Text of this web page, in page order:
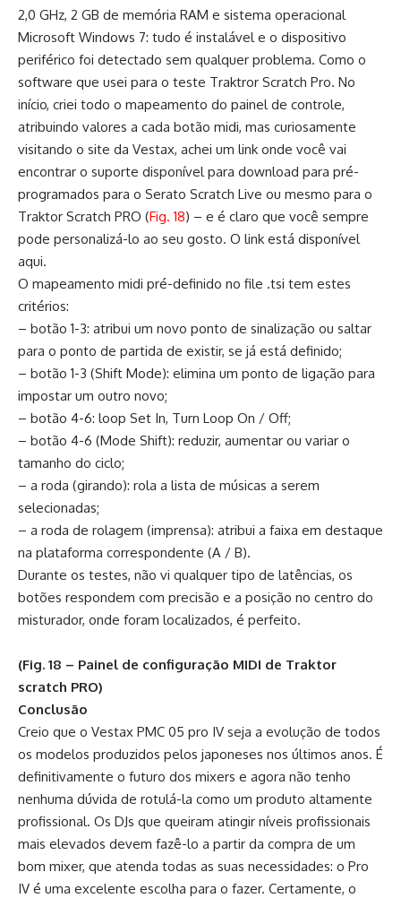
2,0 GHz, 2 GB de memória RAM e sistema operacional
Microsoft Windows 7: tudo é instalável e o dispositivo
periférico foi detectado sem qualquer problema. Como o
software que usei para o teste Traktror Scratch Pro. No
início, criei todo o mapeamento do painel de controle,
atribuindo valores a cada botão midi, mas curiosamente
visitando o site da Vestax, achei um link onde você vai
encontrar o suporte disponível para download para pré-
programados para o Serato Scratch Live ou mesmo para o
Traktor Scratch PRO (Fig. 18) – e é claro que você sempre
pode personalizá-lo ao seu gosto. O link está disponível
aqui.
O mapeamento midi pré-definido no file .tsi tem estes
critérios:
– botão 1-3: atribui um novo ponto de sinalização ou saltar
para o ponto de partida de existir, se já está definido;
– botão 1-3 (Shift Mode): elimina um ponto de ligação para
impostar um outro novo;
– botão 4-6: loop Set In, Turn Loop On / Off;
– botão 4-6 (Mode Shift): reduzir, aumentar ou variar o
tamanho do ciclo;
– a roda (girando): rola a lista de músicas a serem
selecionadas;
– a roda de rolagem (imprensa): atribui a faixa em destaque
na plataforma correspondente (A / B).
Durante os testes, não vi qualquer tipo de latências, os
botões respondem com precisão e a posição no centro do
misturador, onde foram localizados, é perfeito.
(Fig. 18 – Painel de configuração MIDI de Traktor
scratch PRO)
Conclusão
Creio que o Vestax PMC 05 pro IV seja a evolução de todos
os modelos produzidos pelos japoneses nos últimos anos. É
definitivamente o futuro dos mixers e agora não tenho
nenhuma dúvida de rotulá-la como um produto altamente
profissional. Os DJs que queiram atingir níveis profissionais
mais elevados devem fazê-lo a partir da compra de um
bom mixer, que atenda todas as suas necessidades: o Pro
IV é uma excelente escolha para o fazer. Certamente, o